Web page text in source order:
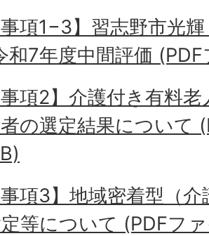
事項1−3】習志野市光
和7年度中間評価
事項2】介護付き有料
の選定結果について
事項3】地域密着型（
等について (PDFフ